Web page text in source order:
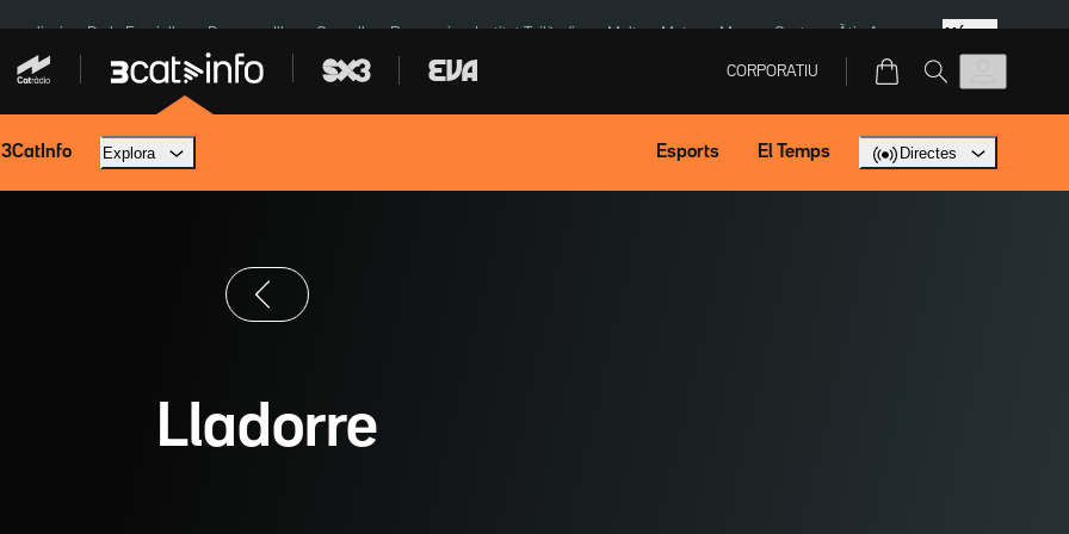
eclipsi De la Espriella Dos anys Illa Granollers Paraguai Institut Tailàndia Multa a Meta Menors Ceuta Àtic Ayuso Més
CORPORATIU
3CatInfo Explora Esports El Temps Directes
Lladorre